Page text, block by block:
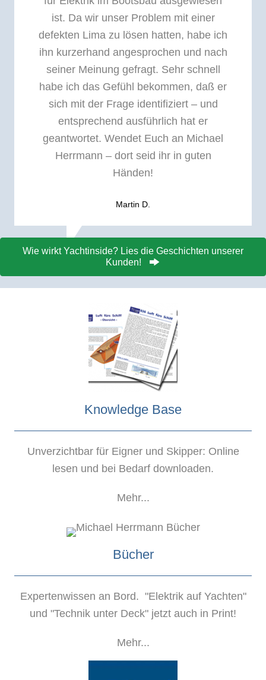
ist. Da wir unser Problem mit einer
defekten Lima zu lösen hatten, habe ich
ihn kurzerhand angesprochen und nach
seiner Meinung gefragt. Sehr schnell
habe ich das Gefühl bekommen, daß er
sich mit der Frage identifiziert – und
entsprechend ausführlich hat er
geantwortet. Wendet Euch an Michael
Herrmann – dort seid ihr in guten
Händen!
Martin D.
Wie wirkt Yachtinside? Lies die Geschichten unserer
Kunden!
Knowledge Base
Unverzichtbar für Eigner und Skipper: Online
lesen und bei Bedarf downloaden.
Mehr...
Bücher
Expertenwissen an Bord. "Elektrik auf Yachten"
und "Technik unter Deck" jetzt auch in Print!
Mehr...